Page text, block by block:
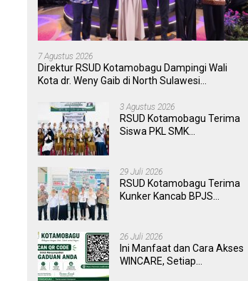
7 Agustus 2026
Direktur RSUD Kotamobagu Dampingi Wali
Kota dr. Weny Gaib di North Sulawesi
3 Agustus 2026
RSUD Kotamobagu Terima
Siswa PKL SMK
dan Layanan Kesehatan
29 Juli 2026
RSUD Kotamobagu Terima
Kunker Kancab BPJS
Wujudkan UHC
26 Juli 2026
Ini Manfaat dan Cara Akses
WINCARE, Setiap